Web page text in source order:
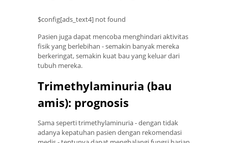
$config[ads_text4] not found
Pasien juga dapat mencoba menghindari aktivitas
fisik yang berlebihan - semakin banyak mereka
berkeringat, semakin kuat bau yang keluar dari
tubuh mereka.
Trimethylaminuria (bau
amis): prognosis
Sama seperti trimethylaminuria - dengan tidak
adanya kepatuhan pasien dengan rekomendasi